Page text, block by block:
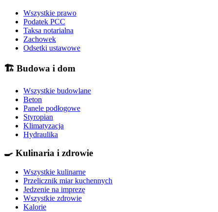
Wszystkie prawo
Podatek PCC
Taksa notarialna
Zachowek
Odsetki ustawowe
🏗️ Budowa i dom
Wszystkie budowlane
Beton
Panele podłogowe
Styropian
Klimatyzacja
Hydraulika
🍳 Kulinaria i zdrowie
Wszystkie kulinarne
Przelicznik miar kuchennych
Jedzenie na imprezę
Wszystkie zdrowie
Kalorie